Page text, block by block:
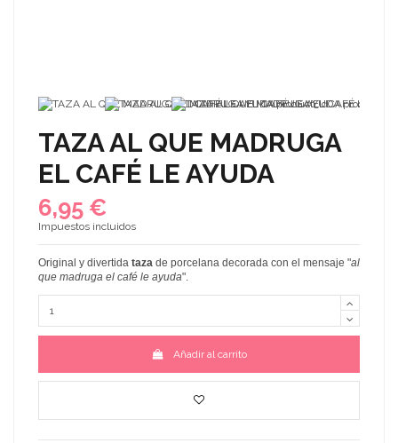
TAZA AL QUE MADRUGA
EL CAFÉ LE AYUDA
6,95 €
Impuestos incluidos
Original y divertida taza de porcelana decorada con el mensaje "al
que madruga el café le ayuda".
Añadir al carrito